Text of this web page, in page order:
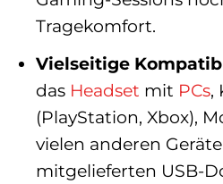
Tragekomfort.
Vielseitige
das Headset mit PCs,
(PlayStation, Xbox),
vielen anderen
mitgelieferten USB-